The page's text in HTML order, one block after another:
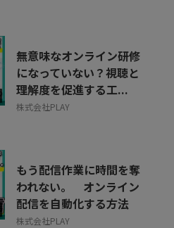
無意味なオンライン研修
になっていない？視聴と
理解度を促進する工...
株式会社PLAY
もう配信作業に時間を奪
われない。 オンライン
配信を自動化する方法
株式会社PLAY